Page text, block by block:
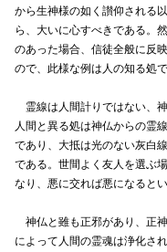
から生神様の如く讃仰される
ら、大いに心すべきである。
のあった場合、信徒全般に反
ので、此様な例は人の知る処で
霊線は人間計りではない、
人間と異る処は神仏からの霊
であり、大抵は光のない灰白
である。世間よく友人を選ぶ
なり、悪に交れば悪になると
神仏と雖も正邪があり、正
によって人間の霊魂は浄化さ